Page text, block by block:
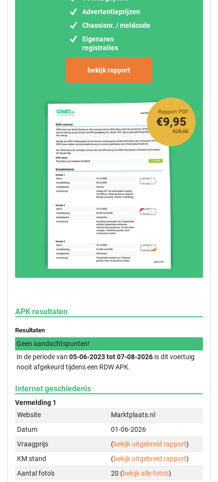
Advertentieprijzen
Chassisnr. / meldcode
Eigenaren
registraties
bekijk rapport
Rapport PDF
€29,95
€9,95
APK resultaten
Resultaten
Geen aandachtspunten!
In de periode van 05-06-2023 tot 07-08-2026 is dit voertuig
nooit afgekeurd tijdens een RDW APK.
Internet geschiedenis
Vermelding 1
Website
Marktplaats.nl
Datum
01-06-2026
Vraagprijs
(bekijk uitgebreid rapport)
KM stand
(bekijk uitgebreid rapport)
Aantal foto's
20 (bekijk alle foto's)